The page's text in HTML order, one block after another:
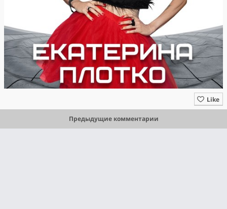
Like
Предыдущие комментарии